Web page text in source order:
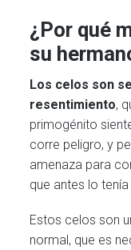
¿Por qué
su
Los celos son
resentimiento,
primogénito
corre peligro, y
amenaza para
que antes lo
Estos celos son
normal, que es